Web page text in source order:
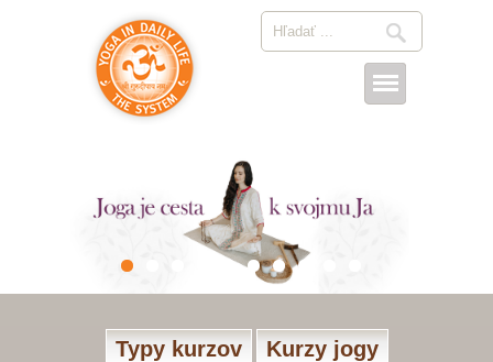
Typy kurzov Kurzy jogy